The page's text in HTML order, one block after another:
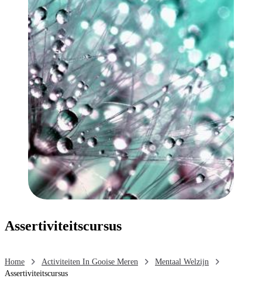
Assertiviteitscursus
Home Activiteiten In Gooise Meren
Mentaal Welzijn
Assertiviteitscursus